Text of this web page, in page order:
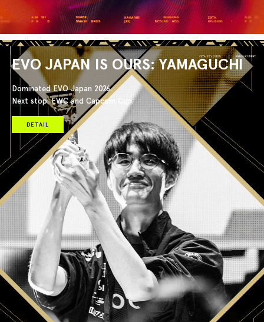
EVO JAPAN IS OURS: YAMAGUCHI
Dominated EVO Japan 2026.
Next stop: EWC and Capcom Cup.
DETAIL